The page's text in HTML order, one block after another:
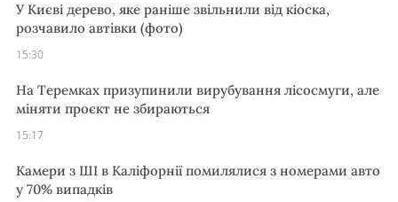
У Києві дерево, яке раніше звільнили від кіоска,
розчавило автівки (фото)
15:30
На Теремках призупинили вирубування лісосмуги, але
міняти проєкт не збираються
15:17
Камери з ШІ в Каліфорнії помилялися з номерами авто
у 70% випадків